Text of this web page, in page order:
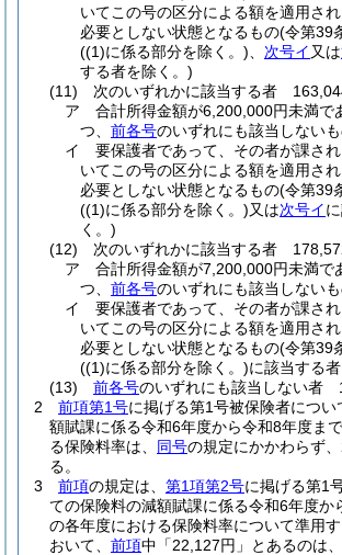
いてこの号の区分による額を適用さ
必要としない状態となるもの(令第39
((1)に係る部分を除く。) 次号イ 又は
する者を除く。)
(11)
次のいずれかに該当する者
ア
合計所得金額が6,200,000円未満で
つ、 前各号のいずれにも該当しない
イ
要保護者であって、その者が課さ
いてこの号の区分による額を適用さ
必要としない状態となるもの(令第39
((1)に係る部分を除く。)又は次号イ
く。)
(12)
次のいずれかに該当する者
ア
合計所得金額が7,200,000円未満で
つ、 前各号のいずれにも該当しない
イ
要保護者であって、その者が課さ
いてこの号の区分による額を適用さ
必要としない状態となるもの(令第39
((1)に係る部分を除く。)に該当する
(13)
前各号のいずれにも該当しない者
2
前項第1号に掲げる第1号被保険者につい
額賦課に係る令和6年度から令和8年度ま
る保険料率は、 同号の規定にかかわらず
る。
3
前項の規定は、 第1項第2号に掲げる第1
ての保険料の減額賦課に係る令和6年度か
の各年度における保険料率について準用す
おいて、 前項中「22,127円」とあるのは